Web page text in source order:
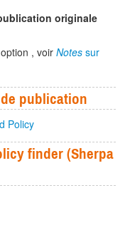
originale
, voirNotes sur
publication
Policy
finder (Sherpa